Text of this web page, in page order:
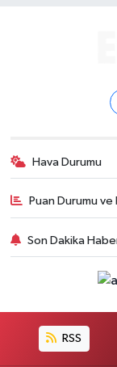
Hava Durumu
Puan Durumu ve
Son Dakika
RSS